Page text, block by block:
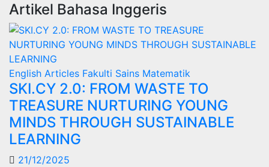
Artikel Bahasa Inggeris
English Articles Fakulti Sains Matematik
SKI.CY 2.0: FROM WASTE TO
TREASURE NURTURING YOUNG
MINDS THROUGH SUSTAINABLE
LEARNING
21/12/2025